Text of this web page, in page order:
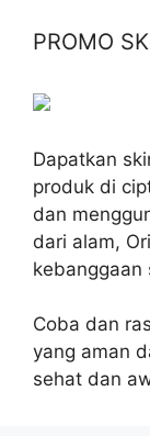
PROMO
Dapatkan
produk di
dan
dari alam,
kebanggaan
Coba dan
yang aman
sehat dan